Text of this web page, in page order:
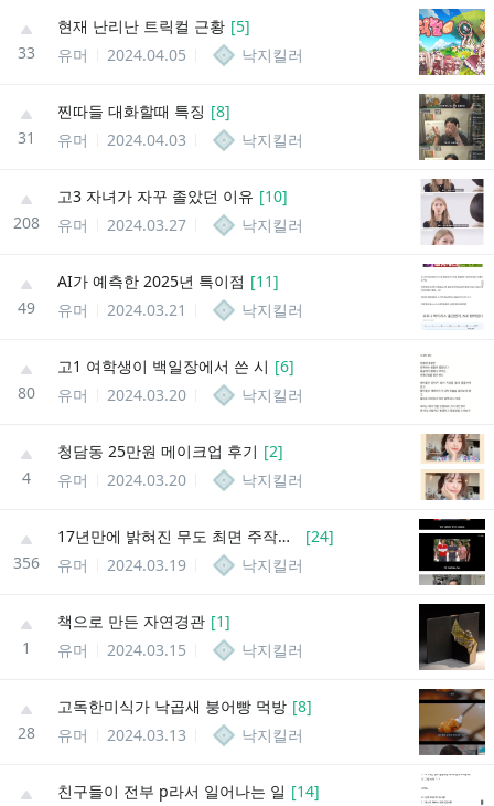
33
현재 난리난 트릭컬 근황 [5]
유머
2024.04.05 낙지킬러
31
찐따들 대화할때 특징 [8]
유머
2024.04.03 낙지킬러
208
고3 자녀가 자꾸 졸았던 이유 [10]
유머
2024.03.27 낙지킬러
49
AI가 예측한 2025년 특이점 [11]
유머
2024.03.21 낙지킬러
80
고1 여학생이 백일장에서 쓴 시 [6]
유머
2024.03.20 낙지킬러
4
청담동 25만원 메이크업 후기 [2]
유머
2024.03.20 낙지킬러
356
17년만에 밝혀진 무도 최면 주작설 논란의 진실 [24]
유머
2024.03.19 낙지킬러
1
책으로 만든 자연경관 [1]
유머
2024.03.15 낙지킬러
28
고독한미식가 낙곱새 붕어빵 먹방 [8]
유머
2024.03.13 낙지킬러
친구들이 전부 p라서 일어나는 일 [14]